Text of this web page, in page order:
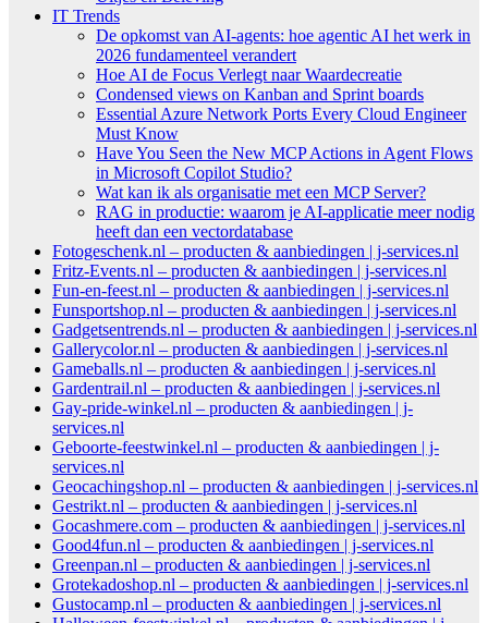
IT Trends
De opkomst van AI-agents: hoe agentic AI het werk in
2026 fundamenteel verandert
Hoe AI de Focus Verlegt naar Waardecreatie
Condensed views on Kanban and Sprint boards
Essential Azure Network Ports Every Cloud Engineer
Must Know
Have You Seen the New MCP Actions in Agent Flows
in Microsoft Copilot Studio?
Wat kan ik als organisatie met een MCP Server?
RAG in productie: waarom je AI-applicatie meer nodig
heeft dan een vectordatabase
Fotogeschenk.nl – producten & aanbiedingen | j-services.nl
Fritz-Events.nl – producten & aanbiedingen | j-services.nl
Fun-en-feest.nl – producten & aanbiedingen | j-services.nl
Funsportshop.nl – producten & aanbiedingen | j-services.nl
Gadgetsentrends.nl – producten & aanbiedingen | j-services.nl
Gallerycolor.nl – producten & aanbiedingen | j-services.nl
Gameballs.nl – producten & aanbiedingen | j-services.nl
Gardentrail.nl – producten & aanbiedingen | j-services.nl
Gay-pride-winkel.nl – producten & aanbiedingen | j-
services.nl
Geboorte-feestwinkel.nl – producten & aanbiedingen | j-
services.nl
Geocachingshop.nl – producten & aanbiedingen | j-services.nl
Gestrikt.nl – producten & aanbiedingen | j-services.nl
Gocashmere.com – producten & aanbiedingen | j-services.nl
Good4fun.nl – producten & aanbiedingen | j-services.nl
Greenpan.nl – producten & aanbiedingen | j-services.nl
Grotekadoshop.nl – producten & aanbiedingen | j-services.nl
Gustocamp.nl – producten & aanbiedingen | j-services.nl